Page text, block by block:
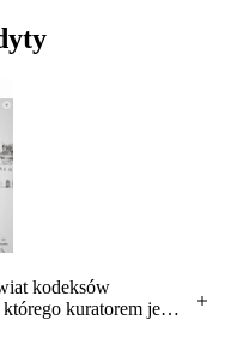
kodeksów
kuratorem jest